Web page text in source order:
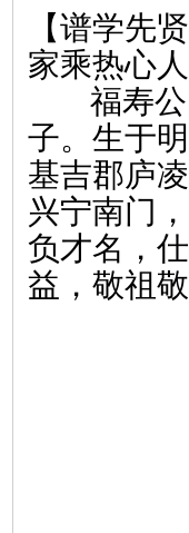
【谱学先
家乘热心
福寿公
子。生于
基吉郡庐
兴宁南门
负才名，
益，敬祖